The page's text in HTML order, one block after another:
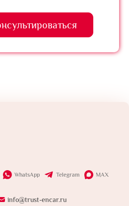
WhatsApp Telegram MAX
info@trust-encar.ru